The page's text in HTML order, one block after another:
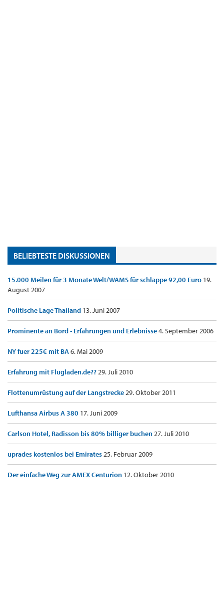
BELIEBTESTE DISKUSSIONEN
15.000 Meilen für 3 Monate Welt/WAMS für schlappe 92,00 Euro 19.
August 2007
Politische Lage Thailand 13. Juni 2007
Prominente an Bord - Erfahrungen und Erlebnisse4. September 2006
NY fuer 225€ mit BA6. Mai 2009
Erfahrung mit Flugladen.de??29. Juli 2010
Flottenumrüstung auf der Langstrecke29. Oktober 2011
Lufthansa Airbus A 380 17. Juni 2009
Carlson Hotel, Radisson bis 80% billiger buchen27. Juli 2010
uprades kostenlos bei Emirates25. Februar 2009
Der einfache Weg zur AMEX Centurion 12. Oktober 2010